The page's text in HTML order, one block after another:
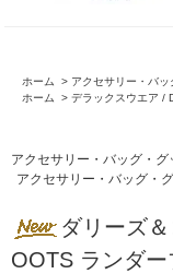
ホーム > アクセサリー・バッ
ホーム
> デラックスウエア /
アクセサリー・バッグ・グ
アクセサリー・バッグ・
ダリーズ
OOTS ランダ